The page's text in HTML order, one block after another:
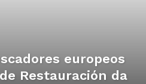
europeos
Restauración da